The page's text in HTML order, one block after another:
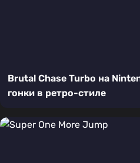
Brutal Chase Turbo на
гонки в ретро-стиле